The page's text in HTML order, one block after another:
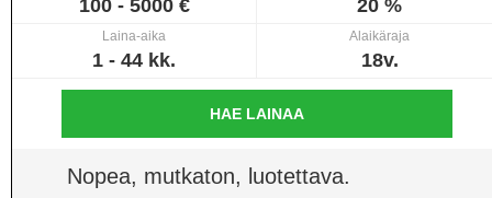
100 - 5000 € 20 %
Laina-aika
1 - 44 kk.
Alaikäraja
18v.
HAE LAINAA
Nopea, mutkaton, luotettava.